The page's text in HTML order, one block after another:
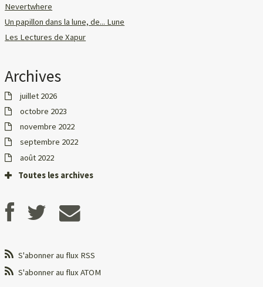
Nevertwhere
Un papillon dans la lune, de... Lune
Les Lectures de Xapur
Archives
juillet 2026
octobre 2023
novembre 2022
septembre 2022
août 2022
Toutes les archives
S'abonner au flux RSS
S'abonner au flux ATOM